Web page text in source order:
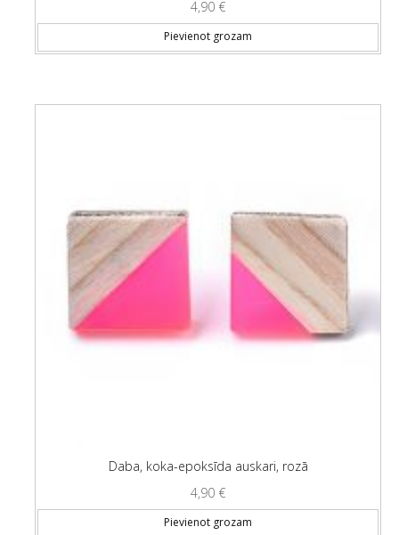
4,90 €
Pievienot grozam
Daba, koka-epoksīda auskari, rozā
4,90 €
Pievienot grozam